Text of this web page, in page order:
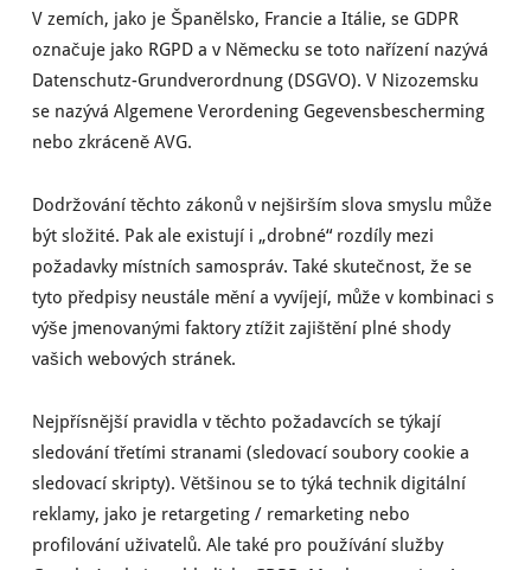
V zemích, jako je Španělsko, Francie a Itálie, se GDPR
označuje jako RGPD a v Německu se toto nařízení nazývá
Datenschutz-Grundverordnung (DSGVO). V Nizozemsku
se nazývá Algemene Verordening Gegevensbescherming
nebo zkráceně AVG.
Dodržování těchto zákonů v nejširším slova smyslu může
být složité. Pak ale existují i „drobné“ rozdíly mezi
požadavky místních samospráv. Také skutečnost, že se
tyto předpisy neustále mění a vyvíjejí, může v kombinaci s
výše jmenovanými faktory ztížit zajištění plné shody
vašich webových stránek.
Nejpřísnější pravidla v těchto požadavcích se týkají
sledování třetími stranami (sledovací soubory cookie a
sledovací skripty). Většinou se to týká technik digitální
reklamy, jako je retargeting / remarketing nebo
profilování uživatelů. Ale také pro používání služby